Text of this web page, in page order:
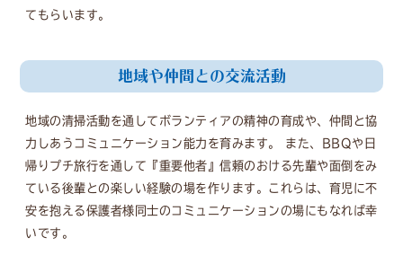
てもらいます。
地域や仲間との交流活動
地域の清掃活動を通してボランティアの精神の育成や、仲間と協
力しあうコミュニケーション能力を育みます。 また、BBQや日
帰りプチ旅行を通して『重要他者』信頼のおける先輩や面倒をみ
ている後輩との楽しい経験の場を作ります。これらは、育児に不
安を抱える保護者様同士のコミュニケーションの場にもなれば幸
いです。